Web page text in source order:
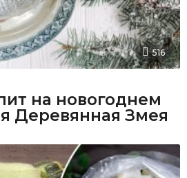
516
на новогоднем
Деревянная Змея